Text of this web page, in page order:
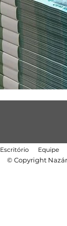
Escritório Equipe
© Copyright